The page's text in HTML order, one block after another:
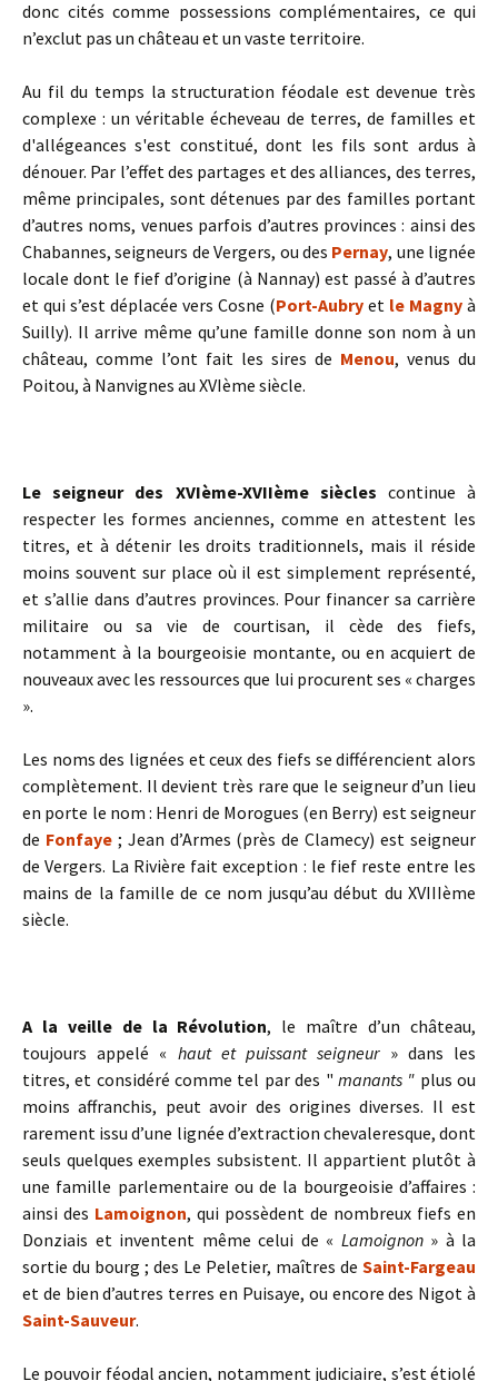
donc cités comme possessions complémentaires, ce qui
n’exclut pas un château et un vaste territoire.
Au fil du temps la structuration féodale est devenue très
complexe : un véritable écheveau de terres, de familles et
d'allégeances s'est constitué, dont les fils sont ardus à
dénouer. Par l’effet des partages et des alliances, des terres,
même principales, sont détenues par des familles portant
d’autres noms, venues parfois d’autres provinces : ainsi des
Chabannes, seigneurs de Vergers, ou des Pernay, une lignée
locale dont le fief d’origine (à Nannay) est passé à d’autres
et qui s’est déplacée vers Cosne (Port-Aubry et le Magny à
Suilly). Il arrive même qu’une famille donne son nom à un
château, comme l’ont fait les sires de Menou, venus du
Poitou, à Nanvignes au XVIème siècle.
Le seigneur des XVIème-XVIIème siècles continue à
respecter les formes anciennes, comme en attestent les
titres, et à détenir les droits traditionnels, mais il réside
moins souvent sur place où il est simplement représenté,
et s’allie dans d’autres provinces. Pour financer sa carrière
militaire ou sa vie de courtisan, il cède des fiefs,
notamment à la bourgeoisie montante, ou en acquiert de
nouveaux avec les ressources que lui procurent ses « charges
».
Les noms des lignées et ceux des fiefs se différencient alors
complètement. Il devient très rare que le seigneur d’un lieu
en porte le nom : Henri de Morogues (en Berry) est seigneur
de Fonfaye; Jean d’Armes (près de Clamecy) est seigneur
de Vergers. La Rivière fait exception : le fief reste entre les
mains de la famille de ce nom jusqu’au début du XVIIIème
siècle.
A la veille de la Révolution, le maître d’un château,
toujours appelé « haut et puissant seigneur » dans les
titres, et considéré comme tel par des " manants " plus ou
moins affranchis, peut avoir des origines diverses. Il est
rarement issu d’une lignée d’extraction chevaleresque, dont
seuls quelques exemples subsistent. Il appartient plutôt à
une famille parlementaire ou de la bourgeoisie d’affaires :
ainsi des Lamoignon, qui possèdent de nombreux fiefs en
Donziais et inventent même celui de « Lamoignon» à la
sortie du bourg ; des Le Peletier, maîtres de Saint-Fargeau
et de bien d’autres terres en Puisaye, ou encore des Nigot à
Saint-Sauveur.
Le pouvoir féodal ancien, notamment judiciaire, s’est étiolé